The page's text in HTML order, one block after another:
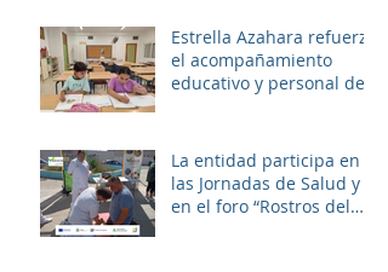
sociosanitario
Estrella Azahara refuerza
el acompañamiento
educativo y personal del
zona.
La entidad participa en
las Jornadas de Salud y
en el foro “Rostros del